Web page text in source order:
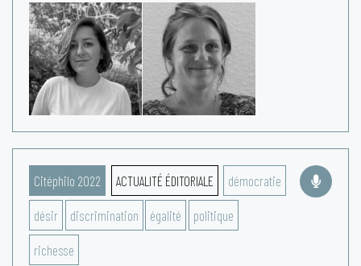
Citéphilo 2022 ACTUALITÉ ÉDITORIALE démocratie
désir discrimination égalité politique
richesse